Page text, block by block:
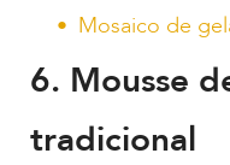
Mosaico de
6. Mousse
tradicional